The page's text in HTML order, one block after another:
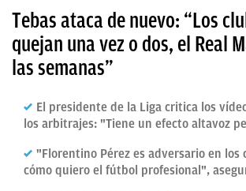
REAL
MADRID
CANTERA
FICHAJES
Tebas ataca de nuevo: “Los
quejan una vez o dos, el Real
las semanas”
El presidente de la Liga critica los
los arbitrajes: "Tiene un efecto altavoz
"Florentino Pérez es adversario en los
cómo quiero el fútbol profesional",